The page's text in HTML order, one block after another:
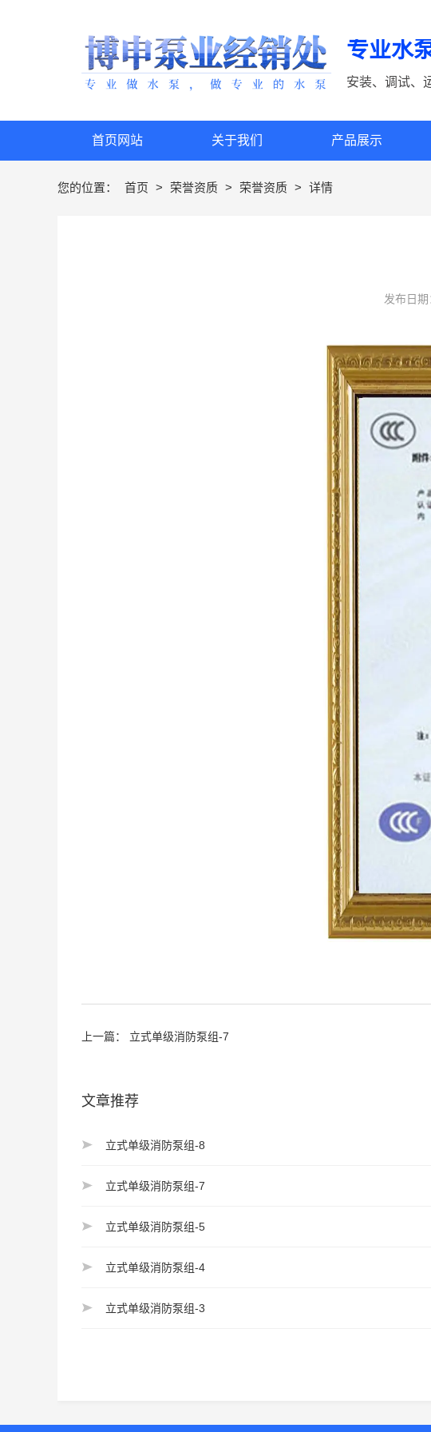
首页网站 关于我们 产品展示
专业水
安装、调试、
您的位置： 首页 > 荣誉资质 > 荣誉资质 > 详情
发布日
上一篇： 立式单级消防泵组-7
文章推荐
立式单级消防泵组-8
立式单级消防泵组-7
立式单级消防泵组-5
立式单级消防泵组-4
立式单级消防泵组-3